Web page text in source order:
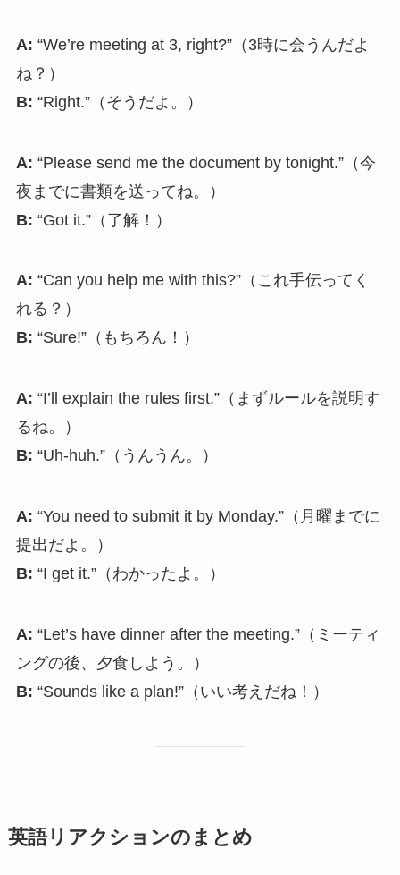
A: “We’re meeting at 3, right?”（3時に会うんだよ
ね？）
B: “Right.”（そうだよ。）
A: “Please send me the document by tonight.”（今
夜までに書類を送ってね。）
B: “Got it.”（了解！）
A: “Can you help me with this?”（これ手伝ってく
れる？）
B: “Sure!”（もちろん！）
A: “I’ll explain the rules first.”（まずルールを説明す
るね。）
B: “Uh-huh.”（うんうん。）
A: “You need to submit it by Monday.”（月曜までに
提出だよ。）
B: “I get it.”（わかったよ。）
A: “Let’s have dinner after the meeting.”（ミーティ
ングの後、夕食しよう。）
B: “Sounds like a plan!”（いい考えだね！）
英語リアクションのまとめ